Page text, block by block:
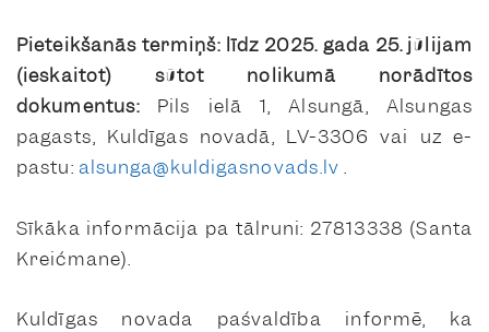
Pieteikšanās termiņš: līdz 2025. gada 25. jūlijam
(ieskaitot) sūtot nolikumā norādītos
dokumentus: Pils ielā 1, Alsungā, Alsungas
pagasts, Kuldīgas novadā, LV-3306 vai uz e-
pastu: alsunga@kuldigasnovads.lv .
Sīkāka informācija pa tālruni: 27813338 (Santa
Kreičmane).
Kuldīgas novada pašvaldība informē, ka